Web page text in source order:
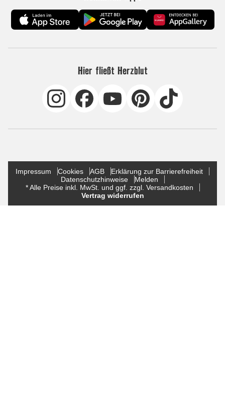
Hier fließt Herzblut
Impressum Cookies AGB
Erklärung zur Barrierefreiheit
Datenschutzhinweise
Melden
* Alle Preise inkl. MwSt. und ggf. zzgl. Versandkosten
Vertrag widerrufen